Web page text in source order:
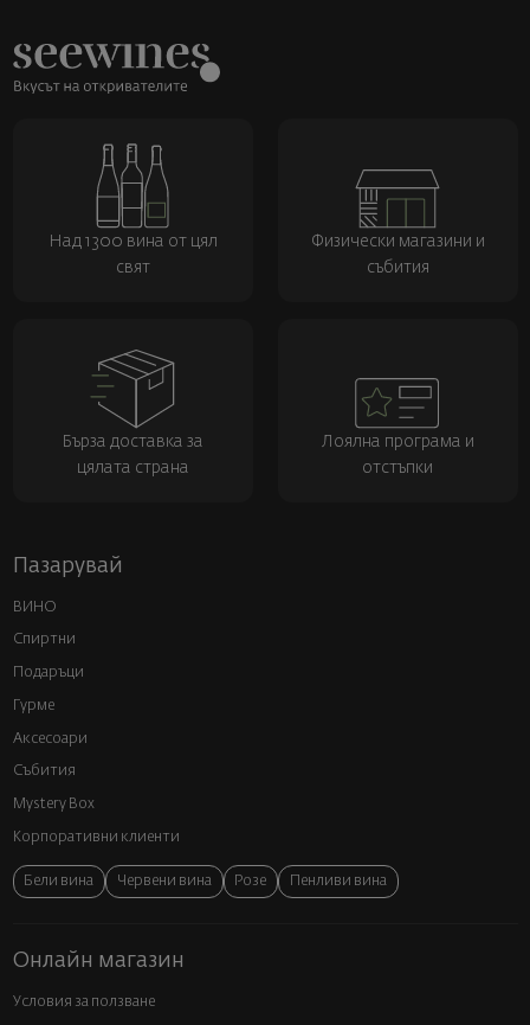
Над 1300 вина от цял
свят
Физически магазини и
събития
Бърза доставка за
цялата страна
Лоялна програма и
отстъпки
Пазарувай
ВИНО
Спиртни
Подаръци
Гурме
Аксесоари
Събития
Mystery Box
Корпоративни клиенти
Бели вина Червени вина Розе Пенливи вина
Онлайн магазин
Условия за ползване